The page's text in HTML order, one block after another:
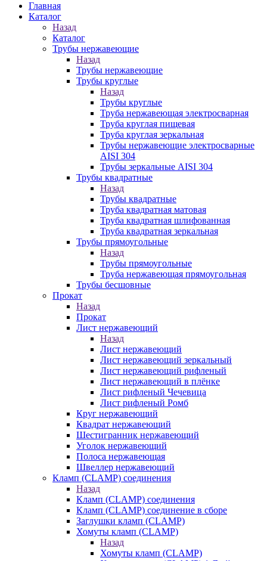
Главная
Каталог
Назад
Каталог
Трубы нержавеющие
Назад
Трубы нержавеющие
Трубы круглые
Назад
Трубы круглые
Труба нержавеющая электросварная
Труба круглая пищевая
Труба круглая зеркальная
Трубы нержавеющие электросварные
AISI 304
Трубы зеркальные AISI 304
Трубы квадратные
Назад
Трубы квадратные
Труба квадратная матовая
Труба квадратная шлифованная
Труба квадратная зеркальная
Трубы прямоугольные
Назад
Трубы прямоугольные
Труба нержавеющая прямоугольная
Трубы бесшовные
Прокат
Назад
Прокат
Лист нержавеющий
Назад
Лист нержавеющий
Лист нержавеющий зеркальный
Лист нержавеющий рифленый
Лист нержавеющий в плёнке
Лист рифленый Чечевица
Лист рифленый Ромб
Круг нержавеющий
Квадрат нержавеющий
Шестигранник нержавеющий
Уголок нержавеющий
Полоса нержавеющая
Швеллер нержавеющий
Кламп (CLAMP) соединения
Назад
Кламп (CLAMP) соединения
Кламп (CLAMP) соединение в сборе
Заглушки кламп (CLAMP)
Хомуты кламп (CLAMP)
Назад
Хомуты кламп (CLAMP)